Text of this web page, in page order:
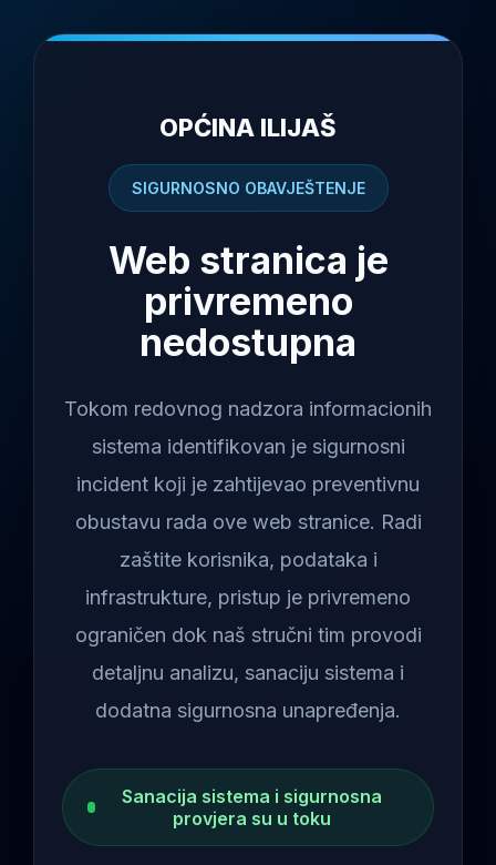
OPĆINA ILIJAŠ
SIGURNOSNO OBAVJEŠTENJE
Web stranica je
privremeno
nedostupna
Tokom redovnog nadzora informacionih
sistema identifikovan je sigurnosni
incident koji je zahtijevao preventivnu
obustavu rada ove web stranice. Radi
zaštite korisnika, podataka i
infrastrukture, pristup je privremeno
ograničen dok naš stručni tim provodi
detaljnu analizu, sanaciju sistema i
dodatna sigurnosna unapređenja.
Sanacija sistema i sigurnosna
provjera su u toku